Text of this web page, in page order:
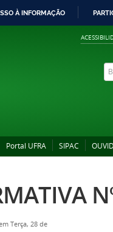
À INFORMAÇÃO
Portal UFRA SIPAC
Terça, 28 de